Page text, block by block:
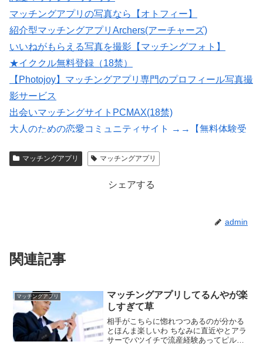
マッチングアプリの写真なら【オトフィー】
紹介型マッチングアプリArchers(アーチャーズ)
いいねがもらえる写真を撮影【マッチングフォト】
★イククル無料登録（18禁）
【Photojoy】マッチングアプリ専門のプロフィール写真撮
影サービス
出会いマッチングサイトPCMAX(18禁)
大人のための恋愛コミュニティサイト →→【無料体験受
会員数は国内最大級の180万人を突破！【paters】
マッチングアプリ マッチングアプリ
シェアする
admin
関連記事
マッチングアプリ
マッチングアプリしてるんやが楽
しすぎて草
相手がこちらに惚れつつあるのが分かる
とほんま楽しいわ ちなみに直近やとアラ
サーでバツイチで流産経験あってピル常